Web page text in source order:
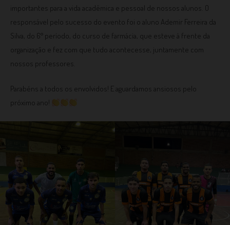
importantes para a vida acadêmica e pessoal de nossos alunos. O
responsável pelo sucesso do evento foi o aluno Ademir Ferreira da
Silva, do 6° período, do curso de farmácia, que esteve à frente da
organização e fez com que tudo acontecesse, juntamente com
nossos professores.
Parabéns a todos os envolvidos! E aguardamos ansiosos pelo
próximo ano!